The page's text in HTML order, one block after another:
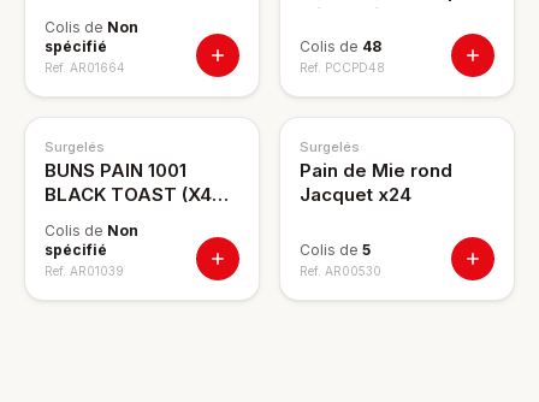
Colis de Non
spécifié
Ref. AR01664
découpé x48
Colis de 48
Ref. PCCPD48
Surgelés
BUNS PAIN 1001
BLACK TOAST (X48)
Colis de Non
spécifié
Ref. AR01039
Surgelés
Pain de Mie rond
Jacquet x24
Colis de 5
Ref. AR00530